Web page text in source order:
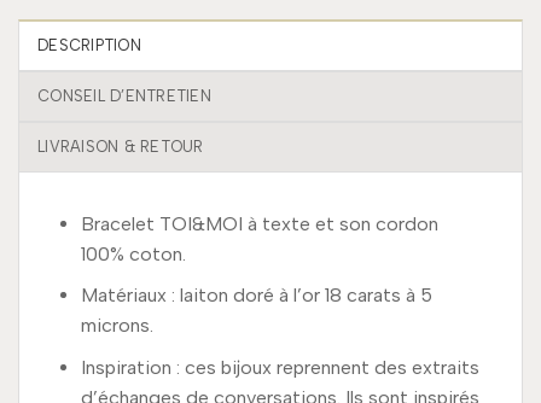
DESCRIPTION
CONSEIL D’ENTRETIEN
LIVRAISON & RETOUR
Bracelet TOI&MOI à texte et son cordon
100% coton.
Matériaux : laiton doré à l’or 18 carats à 5
microns.
Inspiration : ces bijoux reprennent des extraits
d’échanges de conversations. Ils sont inspirés